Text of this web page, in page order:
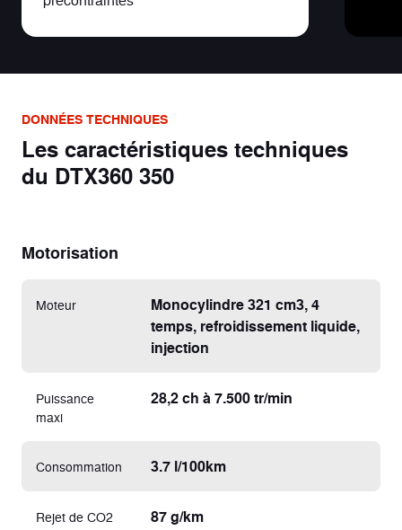
DONNÉES TECHNIQUES
Les caractéristiques techniques
du DTX360 350
Motorisation
Moteur
Monocylindre 321 cm3, 4
temps, refroidissement liquide,
injection
Puissance
maxi
28,2 ch à 7.500 tr/min
Consommation 3.7 l/100km
Rejet de CO2 87 g/km